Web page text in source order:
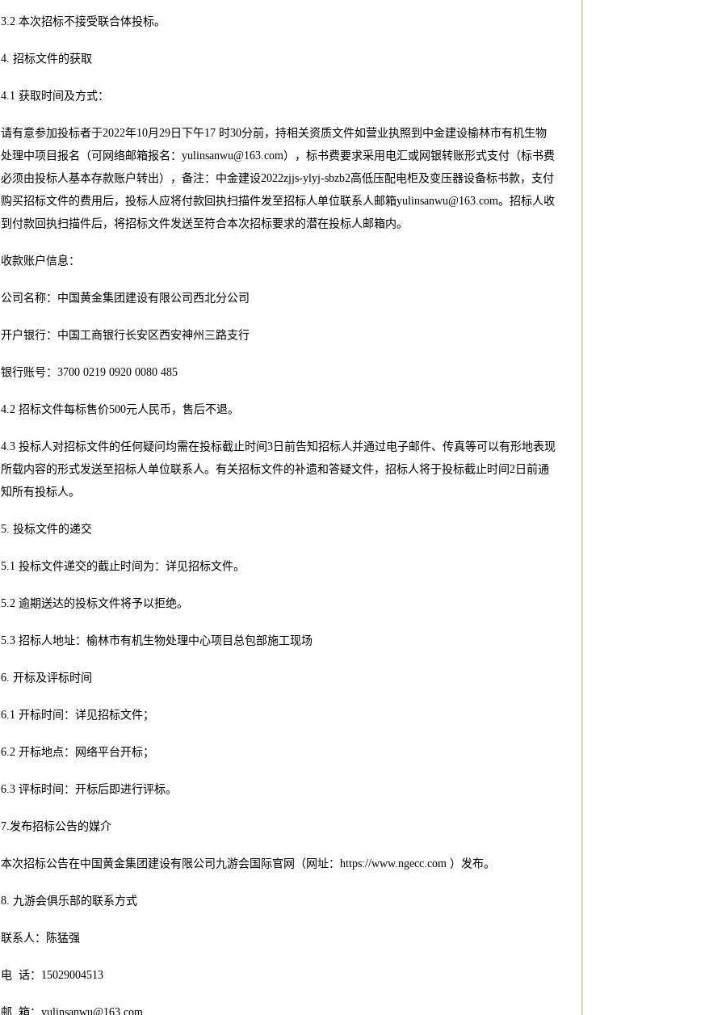
3.2 本次招标不接受联合体投标。
4. 招标文件的获取
4.1 获取时间及方式：
请有意参加投标者于2022年10月29日下午17 时30分前，持相关资质文件如营业执照到中金建设榆林市有机生物
处理中项目报名（可网络邮箱报名： yulinsanwu@163.com），标书费要求采用电汇或网银转账形式支付（标书费
必须由投标人基本存款账户转出），备注：中金建设2022zjjs-ylyj-sbzb2高低压配电柜及变压器设备标书款，支付
购买招标文件的费用后，投标人应将付款回执扫描件发至招标人单位联系人邮箱yulinsanwu@163.com。招标人收
到付款回执扫描件后，将招标文件发送至符合本次招标要求的潜在投标人邮箱内。
收款账户信息：
公司名称：中国黄金集团建设有限公司西北分公司
开户银行：中国工商银行长安区西安神州三路支行
银行账号：3700 0219 0920 0080 485
4.2 招标文件每标售价500元人民币，售后不退。
4.3 投标人对招标文件的任何疑问均需在投标截止时间3日前告知招标人并通过电子邮件、传真等可以有形地表现
所载内容的形式发送至招标人单位联系人。有关招标文件的补遗和答疑文件，招标人将于投标截止时间2日前通
知所有投标人。
5. 投标文件的递交
5.1 投标文件递交的截止时间为：详见招标文件。
5.2 逾期送达的投标文件将予以拒绝。
5.3 招标人地址：榆林市有机生物处理中心项目总包部施工现场
6. 开标及评标时间
6.1 开标时间：详见招标文件；
6.2 开标地点：网络平台开标；
6.3 评标时间：开标后即进行评标。
7.发布招标公告的媒介
本次招标公告在中国黄金集团建设有限公司九游会国际官网（网址：https://www.ngecc.com ）发布。
8. 九游会俱乐部的联系方式
联系人：陈猛强
电 话：15029004513
邮 箱： yulinsanwu@163.com